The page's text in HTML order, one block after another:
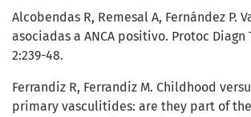
Alcobendas R, Remesal A, Fernández P.
asociadas a ANCA positivo. Protoc Diagn
2:239-48.
Ferrandiz R, Ferrandiz M. Childhood
primary vasculitides: are they part of